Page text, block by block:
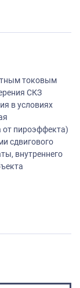
токовым
СКЗ
в условиях
пироэффекта)
сдвигового
внутреннего